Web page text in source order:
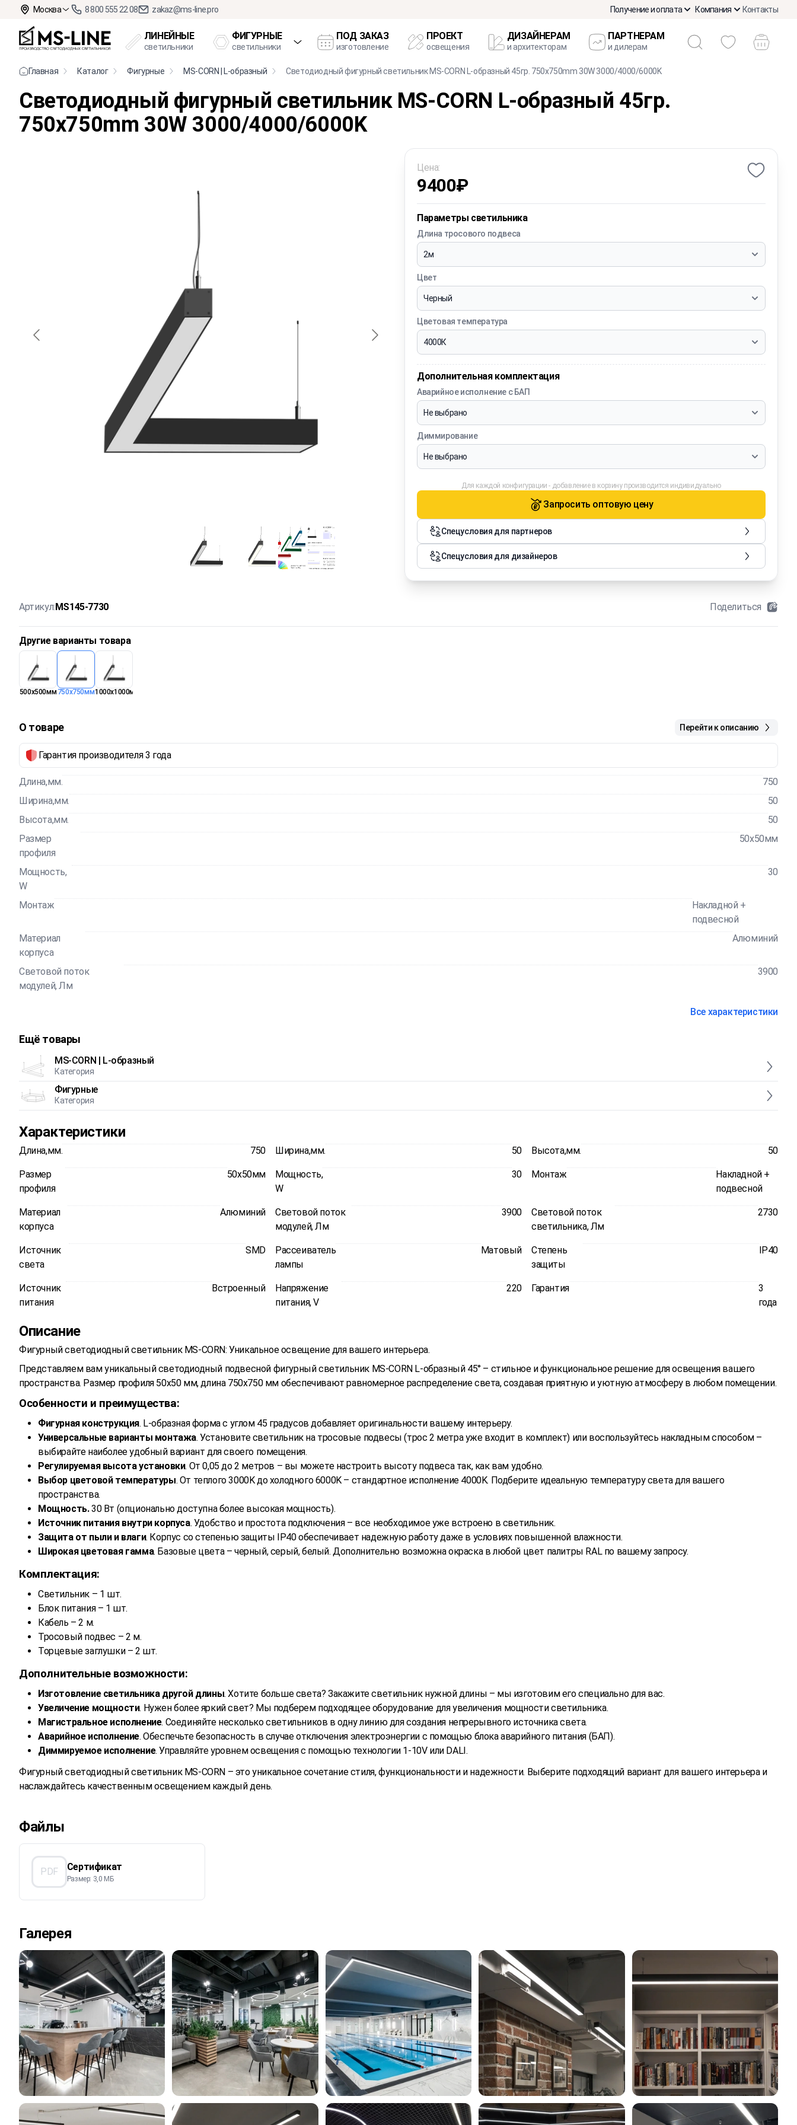
Москва 8 800 555 22 08 zakaz@ms-line.pro Получение и оплата Компания Контакты
ЛИНЕЙНЫЕ
светильники
ФИГУРНЫЕ
светильники
ПОД ЗАКАЗ
изготовление
ПРОЕКТ
освещения
ДИЗАЙНЕРАМ
и архитекторам
ПАРТНЕРАМ
и дилерам
Главная Каталог Фигурные MS-CORN | L-образный Светодиодный фигурный светильник MS-CORN L-образный 45гр. 750х750mm 30W 3000/4000/6000K
Светодиодный фигурный светильник MS-CORN L-образный 45гр.
750х750mm 30W 3000/4000/6000K
Артикул:MS145-7730 Поделиться
Другие варианты товара
500х500мм 750х750мм1000х1000мм
О товаре Перейти к описанию
Гарантия производителя 3 года
Длина,мм.
750
Ширина,мм.
50
Высота,мм.
50
Размер
профиля
50x50мм
Мощность,
W
30
Монтаж
Накладной +
подвесной
Материал
корпуса
Алюминий
Световой поток
модулей, Лм
3900
Все характеристики
Ещё товары
MS-CORN | L-образный
Категория
Фигурные
Категория
Цена:
9400₽
Параметры светильника
Длина тросового подвеса
Цвет
Цветовая температура
Дополнительная комплектация
Аварийное исполнение с БАП
Диммирование
Для каждой конфигурации - добавление в корзину производится индивидуально
Запросить оптовую цену
Спецусловия для партнеров
Спецусловия для дизайнеров
Характеристики
Длина,мм. 750 Ширина,мм. 50 Высота,мм. 50
Размер
профиля
50x50мм
Мощность,
W
30 Монтаж
Накладной +
подвесной
Материал
корпуса
Алюминий
Световой поток
модулей, Лм
3900
Световой поток
светильника, Лм
2730
Источник
света
SMD
Рассеиватель
лампы
Матовый
Степень
защиты
IP40
Источник
питания
Встроенный
Напряжение
питания, V
220 Гарантия
3
года
Описание
Фигурный светодиодный светильник MS-CORN: Уникальное освещение для вашего интерьера.
Представляем вам уникальный светодиодный подвесной фигурный светильник MS-CORN L-образный 45° – стильное и функциональное решение для освещения вашего
пространства. Размер профиля 50х50 мм, длина 750х750 мм обеспечивают равномерное распределение света, создавая приятную и уютную атмосферу в любом помещении.
Особенности и преимущества:
Фигурная конструкция. L-образная форма с углом 45 градусов добавляет оригинальности вашему интерьеру.
Универсальные варианты монтажа. Установите светильник на тросовые подвесы (трос 2 метра уже входит в комплект) или воспользуйтесь накладным способом –
выбирайте наиболее удобный вариант для своего помещения.
Регулируемая высота установки. От 0,05 до 2 метров – вы можете настроить высоту подвеса так, как вам удобно.
Выбор цветовой температуры. От теплого 3000K до холодного 6000K – стандартное исполнение 4000K. Подберите идеальную температуру света для вашего
пространства.
Мощность.30 Вт (опционально доступна более высокая мощность).
Источник питания внутри корпуса. Удобство и простота подключения – все необходимое уже встроено в светильник.
Защита от пыли и влаги. Корпус со степенью защиты IP40 обеспечивает надежную работу даже в условиях повышенной влажности.
Широкая цветовая гамма. Базовые цвета – черный, серый, белый. Дополнительно возможна окраска в любой цвет палитры RAL по вашему запросу.
Комплектация:
Светильник – 1 шт.
Блок питания – 1 шт.
Кабель – 2 м.
Тросовый подвес – 2 м.
Торцевые заглушки – 2 шт.
Дополнительные возможности:
Изготовление светильника другой длины. Хотите больше света? Закажите светильник нужной длины – мы изготовим его специально для вас.
Увеличение мощности. Нужен более яркий свет? Мы подберем подходящее оборудование для увеличения мощности светильника.
Магистральное исполнение. Соединяйте несколько светильников в одну линию для создания непрерывного источника света.
Аварийное исполнение. Обеспечьте безопасность в случае отключения электроэнергии с помощью блока аварийного питания (БАП).
Диммируемое исполнение. Управляйте уровнем освещения с помощью технологии 1-10V или DALI.
Фигурный светодиодный светильник MS-CORN – это уникальное сочетание стиля, функциональности и надежности. Выберите подходящий вариант для вашего интерьера и
наслаждайтесь качественным освещением каждый день.
Файлы
PDF Сертификат
Размер: 3,0 МБ
Галерея